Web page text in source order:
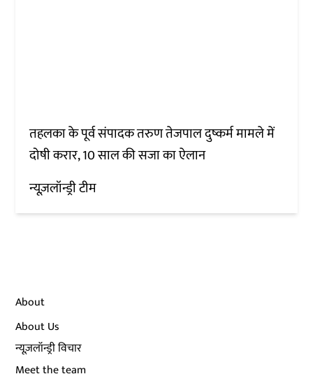
तहलका के पूर्व संपादक तरुण तेजपाल दुष्कर्म मामले में
दोषी करार, 10 साल की सजा का ऐलान
न्यूज़लॉन्ड्री टीम
About
About Us
न्यूज़लॉन्ड्री विचार
Meet the team